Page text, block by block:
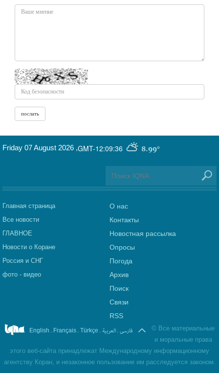
GMT-12:09:36 8.99°
Friday 07 August 2026 ,
Главная страница
Все новости
ГЛАВНОЕ
Новости о Коране
Россия и СНГ
фото - видео
О нас
Контакты
Новостная рассылка
Опросы
Погода
Архив
Поиск
Связи
RSS
English Français Türkçe العربیة فارسی © Все материальные
и моральные права
этого веб-сайта принадлежат Международному информационному
агентству Коран, и незаконное пользование им расследуется законом.